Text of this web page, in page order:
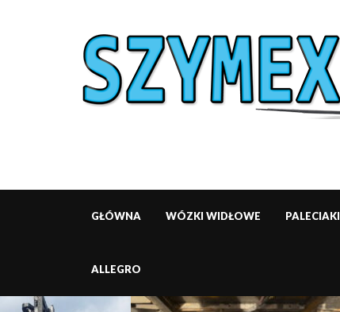
GŁÓWNA WÓZKI WIDŁOWE PALECIAKI
ALLEGRO